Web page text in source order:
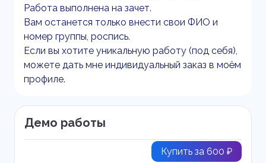
Работа выполнена на зачет.
Вам останется только внести свои ФИО и
номер группы, роспись.
Если вы хотите уникальную работу (под себя),
можете дать мне индивидуальный заказ в моём
профиле.
Демо работы
Купить за 600 ₽